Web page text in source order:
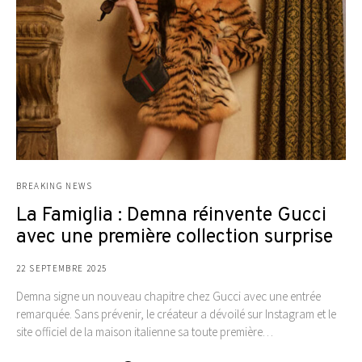
BREAKING NEWS
La Famiglia : Demna réinvente Gucci
avec une première collection surprise
22 SEPTEMBRE 2025
Demna signe un nouveau chapitre chez Gucci avec une entrée
remarquée. Sans prévenir, le créateur a dévoilé sur Instagram et le
site officiel de la maison italienne sa toute première…